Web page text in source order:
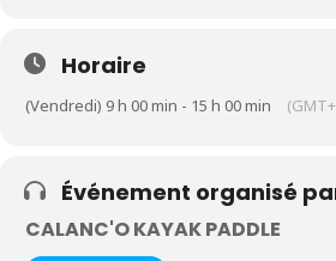
Horaire
(Vendredi) 9 h 00 min - 15 h 00 min
Événement organisé
CALANC'O KAYAK PADDLE